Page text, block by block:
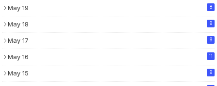
May 19 8
May 18 9
May 17 8
May 16 11
May 15 9